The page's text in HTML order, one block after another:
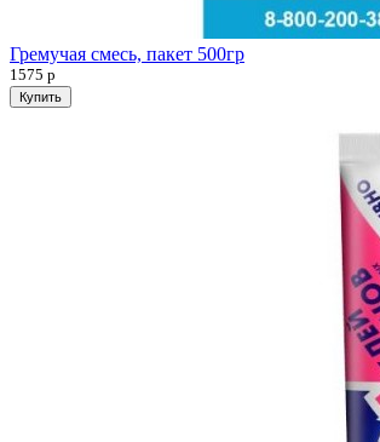
Гремучая смесь, пакет 500гр
1575 р